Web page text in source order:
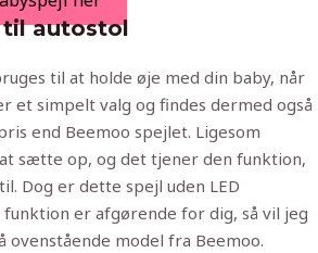
til autostol
til at holde øje med din baby, når
et simpelt valg og findes dermed også
end Beemoo spejlet. Ligesom
sætte op, og det tjener den funktion,
Dog er dette spejl uden LED
funktion er afgørende for dig, så vil jeg
ovenstående model fra Beemoo.